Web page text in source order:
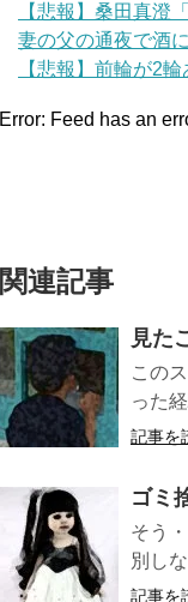
【悲報】桑田真澄
妻の父の通夜で酒
【悲報】前輪が2
Error: Feed has an
関連記事
見た
この
った
記事を
ゴミ
そう
別し
記事を